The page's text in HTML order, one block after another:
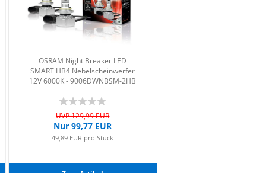
OSRAM Night Brea­ker LED
SMART HB4 Ne­bel­schein­wer­fer
12V 6000K - 9006DWNBSM-​​2HB
UVP 129,99 EUR
Nur 99,77 EUR
49,89 EUR pro Stück